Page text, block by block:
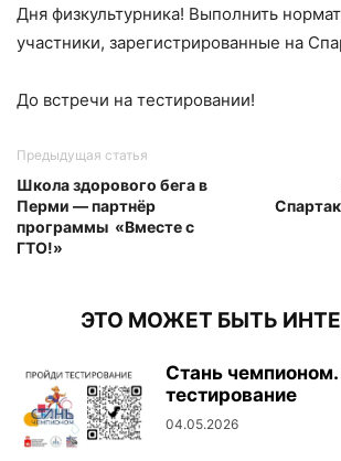
Дня физкультурника! Выполнить
участники, зарегистрированные на
До встречи на тестировании!
Предыдущая статья
Школа здорового бега в
Перми — партнёр
программы «Вместе с
ГТО!»
ЭТО МОЖЕТ БЫТЬ
Стань
тестирование
04.05.2026